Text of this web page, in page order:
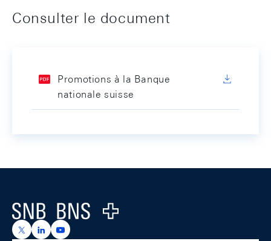
Consulter le document
Promotions à la Banque
nationale suisse
Logo
https://x.com/snb_bns
https://ch.linkedin.com/company/swiss-national-
https://www.youtube.com/@swissnationalbank